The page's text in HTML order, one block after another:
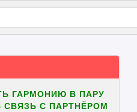
ГАРМОНИЮ В ПАРУ
С ПАРТНЁРОМ